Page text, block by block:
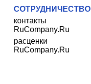
СОТРУДНИЧЕСТВО
контакты
RuCompany.Ru
расценки
RuCompany.Ru